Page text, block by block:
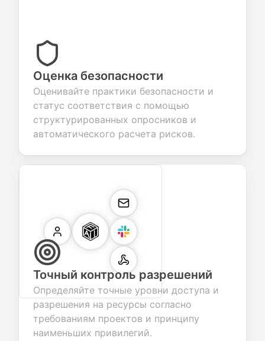
Оценка безопасности
Оценивайте практики безопасности и
статус соответствия с помощью
структурированных опросников и
автоматического расчета рисков.
Точный контроль разрешений
Определяйте точные уровни доступа и
разрешения на ресурсы согласно
требованиям проектов и принципу
наименьших привилегий.